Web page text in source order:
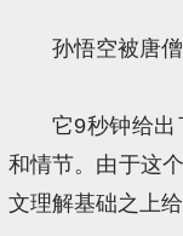
孙悟空被唐
它9秒钟给
和情节。由于这
文理解基础之上给